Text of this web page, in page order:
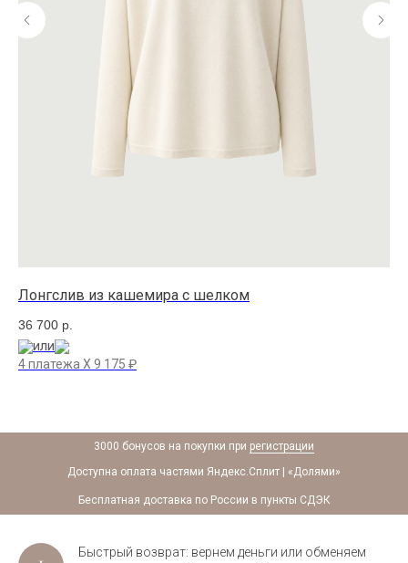
Лонгслив из кашемира с шелком
36 700 р.
или
4 платежа X 9 175 ₽
3000 бонусов на покупки при регистрации
Доступна оплата частями Яндекс.Сплит | «Долями»
Бесплатная доставка по России в пункты СДЭК
Быстрый возврат: вернем деньги или обменяем